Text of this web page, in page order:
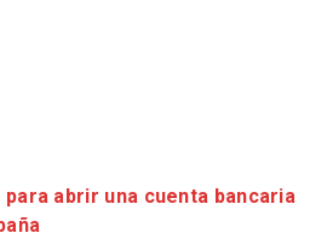
para abrir una cuenta bancaria